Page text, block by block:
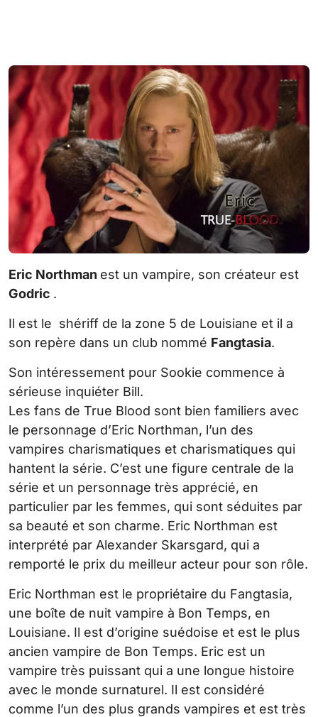
Eric Northman est un vampire, son créateur est
Godric .
Il est le shériff de la zone 5 de Louisiane et il a
son repère dans un club nommé Fangtasia.
Son intéressement pour Sookie commence à
sérieuse inquiéter Bill.
Les fans de True Blood sont bien familiers avec
le personnage d’Eric Northman, l’un des
vampires charismatiques et charismatiques qui
hantent la série. C’est une figure centrale de la
série et un personnage très apprécié, en
particulier par les femmes, qui sont séduites par
sa beauté et son charme. Eric Northman est
interprété par Alexander Skarsgard, qui a
remporté le prix du meilleur acteur pour son rôle.
Eric Northman est le propriétaire du Fangtasia,
une boîte de nuit vampire à Bon Temps, en
Louisiane. Il est d’origine suédoise et est le plus
ancien vampire de Bon Temps. Eric est un
vampire très puissant qui a une longue histoire
avec le monde surnaturel. Il est considéré
comme l’un des plus grands vampires et est très